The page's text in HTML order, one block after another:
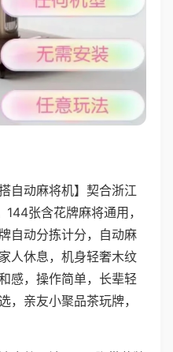
自动麻将机】契合浙江
张含花牌麻将通用，
自动分拣计分，自动麻
人休息，机身轻奢木纹
感，操作简单，长辈轻
，亲友小聚品茶玩牌，